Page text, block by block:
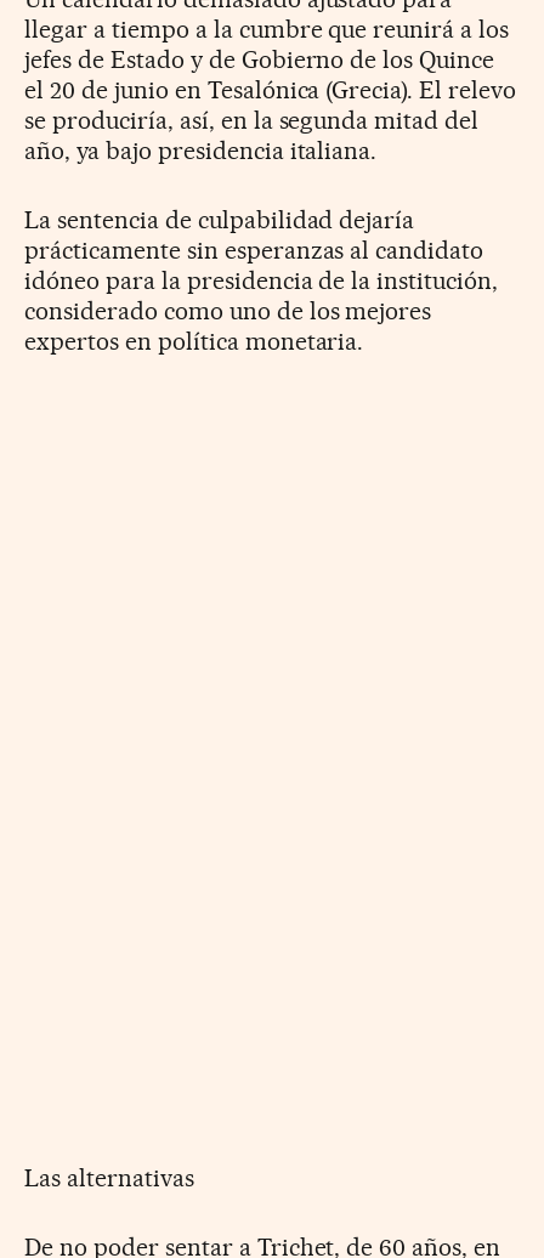
llegar a tiempo a la cumbre que reunirá a los
jefes de Estado y de Gobierno de los Quince
el 20 de junio en Tesalónica (Grecia). El relevo
se produciría, así, en la segunda mitad del
año, ya bajo presidencia italiana.
La sentencia de culpabilidad dejaría
prácticamente sin esperanzas al candidato
idóneo para la presidencia de la institución,
considerado como uno de los mejores
expertos en política monetaria.
Las alternativas
De no poder sentar a Trichet, de 60 años, en